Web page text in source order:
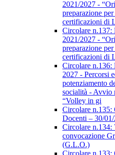
2021/2027 -
preparazione
certificazioni di
Circolare n.137:
2021/2027 -
preparazione
certificazioni di
Circolare n.136:
2027 - Percorsi
potenziamento
socialità - Avvio
“Volley in gi
Circolare n.135:
Docenti – 30/
Circolare n.134:
convocazione
(G.L.O.)